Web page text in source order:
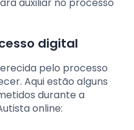
digital
pelo processo
Aqui estão alguns
durante a
online: